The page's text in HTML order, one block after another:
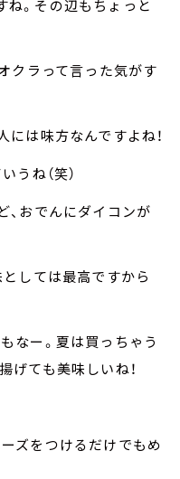
。その辺もちょっと
オクラって言った気がす
には味方なんですよね！
うね（笑）
、おでんにダイコンが
としては最高ですから
なー。夏は買っちゃう
げても美味しいね！
ズをつけるだけでもめ